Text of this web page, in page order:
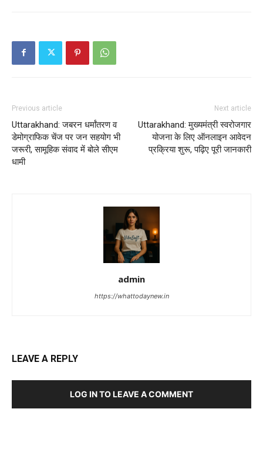
Previous article
Uttarakhand: जबरन धर्मांतरण व
डेमोग्राफिक चेंज पर जन सहयोग भी
जरूरी, सामूहिक संवाद में बोले सीएम
धामी
Next article
Uttarakhand: मुख्यमंत्री स्वरोजगार
योजना के लिए ऑनलाइन आवेदन
प्रक्रिया शुरू, पढ़िए पूरी जानकारी
admin
https://whattodaynew.in
LEAVE A REPLY
LOG IN TO LEAVE A COMMENT